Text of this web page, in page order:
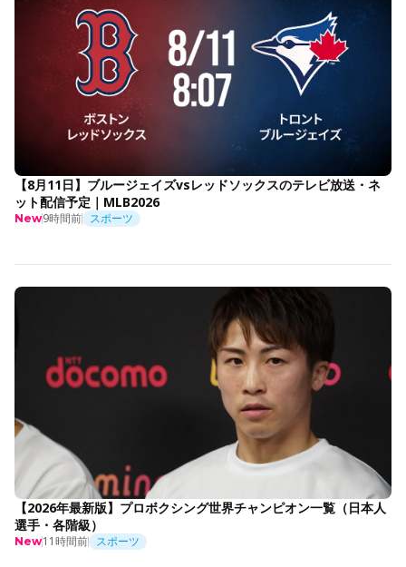
【8月11日】ブルージェイズvsレッドソックスのテレビ放送・ネ
ット配信予定｜MLB2026
New9時間前 スポーツ
【2026年最新版】プロボクシング世界チャンピオン一覧（日本人
選手・各階級）
New11時間前 スポーツ